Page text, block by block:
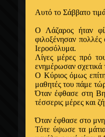
Αυτό το Σάββατο
Ο Λάζαρος ήταν
φιλοξένησαν
Ιεροσόλυμα.
Λίγες μέρες πρό
ενημέρωσαν σχετικά
Ο Κύριος όμως
μαθητές του πάμε
Όταν έφθασε στη
τέσσερις μέρες και
Όταν έφθασε στο
Τότε ύψωσε τα